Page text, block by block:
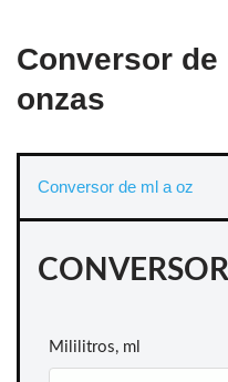
Conversor
onzas
Conversor de ml a oz
Mililitros, ml